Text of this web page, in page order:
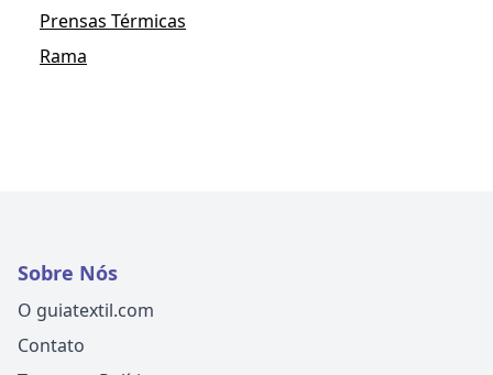
Prensas Térmicas
Rama
Sobre Nós
O guiatextil.com
Contato